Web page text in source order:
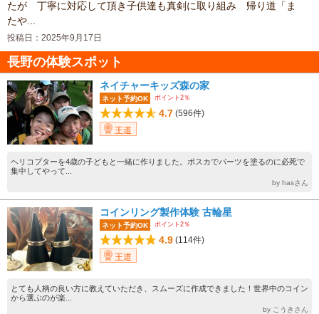
たが 丁寧に対応して頂き子供達も真剣に取り組み 帰り道「ま
たや...
投稿日：2025年9月17日
長野の体験スポット
ネイチャーキッズ森の家
ネット予約OK ポイント2％
4.7 (596件)
王道
ヘリコプターを4歳の子どもと一緒に作りました。ポスカでパーツを塗るのに必死で
集中してやって...
by hasさん
コインリング製作体験 古輪星
ネット予約OK ポイント2％
4.9 (114件)
王道
とても人柄の良い方に教えていただき、スムーズに作成できました！世界中のコイン
から選ぶのが楽...
by こうきさん